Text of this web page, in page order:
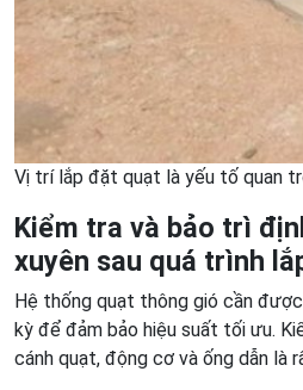
Vị trí lắp đặt quạt là yếu tố quan
Kiểm tra và bảo trì
xuyên sau quá trình
Hệ thống quạt thông gió cần
kỳ để đảm bảo hiệu suất tối ưu.
cánh quạt, động cơ và ống dẫn là